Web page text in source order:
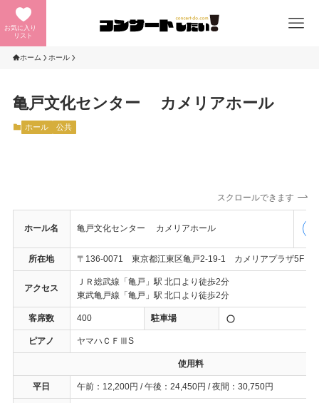
お気に入り
リスト
ホーム ホール
亀戸文化センター カメリアホール
ホール 公共
スクロールできます
ホール名 亀戸文化センター カメリアホール
所在地 〒136-0071 東京都江東区亀戸2-19-1 カメリアプラザ5F
アクセス
ＪＲ総武線「亀戸」駅 北口より徒歩2分
東武亀戸線「亀戸」駅 北口より徒歩2分
客席数 400 駐車場
ピアノ ヤマハＣＦⅢS
使用料
平日 午前：12,200円 / 午後：24,450円 / 夜間：30,750円